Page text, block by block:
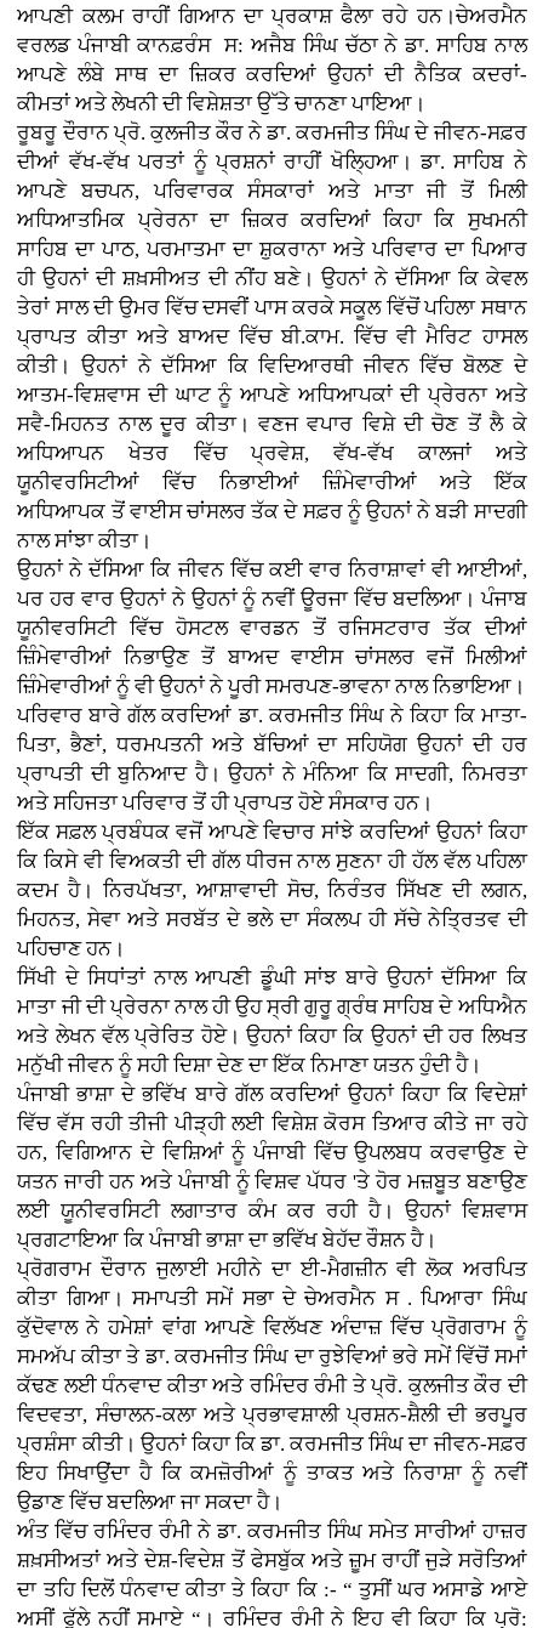
ਆਪਣੀ ਕਲਮ ਰਾਹੀਂ ਗਿਆਨ ਦਾ ਪ੍ਰਕਾਸ਼ ਫੈਲਾ ਰਹੇ ਹਨ।ਚੇਅਰਮੈਨ
ਵਰਲਡ ਪੰਜਾਬੀ ਕਾਨਫ਼ਰੰਸ ਸ: ਅਜੈਬ ਸਿੰਘ ਚੱਠਾ ਨੇ ਡਾ. ਸਾਹਿਬ ਨਾਲ
ਆਪਣੇ ਲੰਬੇ ਸਾਥ ਦਾ ਜ਼ਿਕਰ ਕਰਦਿਆਂ ਉਹਨਾਂ ਦੀ ਨੈਤਿਕ ਕਦਰਾਂ-
ਕੀਮਤਾਂ ਅਤੇ ਲੇਖਨੀ ਦੀ ਵਿਸ਼ੇਸ਼ਤਾ ਉੱਤੇ ਚਾਨਣਾ ਪਾਇਆ।
ਰੂਬਰੂ ਦੌਰਾਨ ਪ੍ਰੋ. ਕੁਲਜੀਤ ਕੌਰ ਨੇ ਡਾ. ਕਰਮਜੀਤ ਸਿੰਘ ਦੇ ਜੀਵਨ-ਸਫ਼ਰ
ਦੀਆਂ ਵੱਖ-ਵੱਖ ਪਰਤਾਂ ਨੂੰ ਪ੍ਰਸ਼ਨਾਂ ਰਾਹੀਂ ਖੋਲ੍ਹਿਆ। ਡਾ. ਸਾਹਿਬ ਨੇ
ਆਪਣੇ ਬਚਪਨ, ਪਰਿਵਾਰਕ ਸੰਸਕਾਰਾਂ ਅਤੇ ਮਾਤਾ ਜੀ ਤੋਂ ਮਿਲੀ
ਅਧਿਆਤਮਿਕ ਪ੍ਰੇਰਨਾ ਦਾ ਜ਼ਿਕਰ ਕਰਦਿਆਂ ਕਿਹਾ ਕਿ ਸੁਖਮਨੀ
ਸਾਹਿਬ ਦਾ ਪਾਠ, ਪਰਮਾਤਮਾ ਦਾ ਸ਼ੁਕਰਾਨਾ ਅਤੇ ਪਰਿਵਾਰ ਦਾ ਪਿਆਰ
ਹੀ ਉਹਨਾਂ ਦੀ ਸ਼ਖ਼ਸੀਅਤ ਦੀ ਨੀਂਹ ਬਣੇ। ਉਹਨਾਂ ਨੇ ਦੱਸਿਆ ਕਿ ਕੇਵਲ
ਤੇਰਾਂ ਸਾਲ ਦੀ ਉਮਰ ਵਿੱਚ ਦਸਵੀਂ ਪਾਸ ਕਰਕੇ ਸਕੂਲ ਵਿੱਚੋਂ ਪਹਿਲਾ ਸਥਾਨ
ਪ੍ਰਾਪਤ ਕੀਤਾ ਅਤੇ ਬਾਅਦ ਵਿੱਚ ਬੀ.ਕਾਮ. ਵਿੱਚ ਵੀ ਮੈਰਿਟ ਹਾਸਲ
ਕੀਤੀ। ਉਹਨਾਂ ਨੇ ਦੱਸਿਆ ਕਿ ਵਿਦਿਆਰਥੀ ਜੀਵਨ ਵਿੱਚ ਬੋਲਣ ਦੇ
ਆਤਮ-ਵਿਸ਼ਵਾਸ ਦੀ ਘਾਟ ਨੂੰ ਆਪਣੇ ਅਧਿਆਪਕਾਂ ਦੀ ਪ੍ਰੇਰਨਾ ਅਤੇ
ਸਵੈ-ਮਿਹਨਤ ਨਾਲ ਦੂਰ ਕੀਤਾ। ਵਣਜ ਵਪਾਰ ਵਿਸ਼ੇ ਦੀ ਚੋਣ ਤੋਂ ਲੈ ਕੇ
ਅਧਿਆਪਨ ਖੇਤਰ ਵਿੱਚ ਪ੍ਰਵੇਸ਼, ਵੱਖ-ਵੱਖ ਕਾਲਜਾਂ ਅਤੇ
ਯੂਨੀਵਰਸਿਟੀਆਂ ਵਿੱਚ ਨਿਭਾਈਆਂ ਜ਼ਿੰਮੇਵਾਰੀਆਂ ਅਤੇ ਇੱਕ
ਅਧਿਆਪਕ ਤੋਂ ਵਾਈਸ ਚਾਂਸਲਰ ਤੱਕ ਦੇ ਸਫ਼ਰ ਨੂੰ ਉਹਨਾਂ ਨੇ ਬੜੀ ਸਾਦਗੀ
ਨਾਲ ਸਾਂਝਾ ਕੀਤਾ।
ਉਹਨਾਂ ਨੇ ਦੱਸਿਆ ਕਿ ਜੀਵਨ ਵਿੱਚ ਕਈ ਵਾਰ ਨਿਰਾਸ਼ਾਵਾਂ ਵੀ ਆਈਆਂ,
ਪਰ ਹਰ ਵਾਰ ਉਹਨਾਂ ਨੇ ਉਹਨਾਂ ਨੂੰ ਨਵੀਂ ਊਰਜਾ ਵਿੱਚ ਬਦਲਿਆ। ਪੰਜਾਬ
ਯੂਨੀਵਰਸਿਟੀ ਵਿੱਚ ਹੋਸਟਲ ਵਾਰਡਨ ਤੋਂ ਰਜਿਸਟਰਾਰ ਤੱਕ ਦੀਆਂ
ਜ਼ਿੰਮੇਵਾਰੀਆਂ ਨਿਭਾਉਣ ਤੋਂ ਬਾਅਦ ਵਾਈਸ ਚਾਂਸਲਰ ਵਜੋਂ ਮਿਲੀਆਂ
ਜ਼ਿੰਮੇਵਾਰੀਆਂ ਨੂੰ ਵੀ ਉਹਨਾਂ ਨੇ ਪੂਰੀ ਸਮਰਪਣ-ਭਾਵਨਾ ਨਾਲ ਨਿਭਾਇਆ।
ਪਰਿਵਾਰ ਬਾਰੇ ਗੱਲ ਕਰਦਿਆਂ ਡਾ. ਕਰਮਜੀਤ ਸਿੰਘ ਨੇ ਕਿਹਾ ਕਿ ਮਾਤਾ-
ਪਿਤਾ, ਭੈਣਾਂ, ਧਰਮਪਤਨੀ ਅਤੇ ਬੱਚਿਆਂ ਦਾ ਸਹਿਯੋਗ ਉਹਨਾਂ ਦੀ ਹਰ
ਪ੍ਰਾਪਤੀ ਦੀ ਬੁਨਿਆਦ ਹੈ। ਉਹਨਾਂ ਨੇ ਮੰਨਿਆ ਕਿ ਸਾਦਗੀ, ਨਿਮਰਤਾ
ਅਤੇ ਸਹਿਜਤਾ ਪਰਿਵਾਰ ਤੋਂ ਹੀ ਪ੍ਰਾਪਤ ਹੋਏ ਸੰਸਕਾਰ ਹਨ।
ਇੱਕ ਸਫ਼ਲ ਪ੍ਰਬੰਧਕ ਵਜੋਂ ਆਪਣੇ ਵਿਚਾਰ ਸਾਂਝੇ ਕਰਦਿਆਂ ਉਹਨਾਂ ਕਿਹਾ
ਕਿ ਕਿਸੇ ਵੀ ਵਿਅਕਤੀ ਦੀ ਗੱਲ ਧੀਰਜ ਨਾਲ ਸੁਣਨਾ ਹੀ ਹੱਲ ਵੱਲ ਪਹਿਲਾ
ਕਦਮ ਹੈ। ਨਿਰਪੱਖਤਾ, ਆਸ਼ਾਵਾਦੀ ਸੋਚ, ਨਿਰੰਤਰ ਸਿੱਖਣ ਦੀ ਲਗਨ,
ਮਿਹਨਤ, ਸੇਵਾ ਅਤੇ ਸਰਬੱਤ ਦੇ ਭਲੇ ਦਾ ਸੰਕਲਪ ਹੀ ਸੱਚੇ ਨੇਤ੍ਰਿਤਵ ਦੀ
ਪਹਿਚਾਣ ਹਨ।
ਸਿੱਖੀ ਦੇ ਸਿਧਾਂਤਾਂ ਨਾਲ ਆਪਣੀ ਡੂੰਘੀ ਸਾਂਝ ਬਾਰੇ ਉਹਨਾਂ ਦੱਸਿਆ ਕਿ
ਮਾਤਾ ਜੀ ਦੀ ਪ੍ਰੇਰਨਾ ਨਾਲ ਹੀ ਉਹ ਸ੍ਰੀ ਗੁਰੂ ਗ੍ਰੰਥ ਸਾਹਿਬ ਦੇ ਅਧਿਐਨ
ਅਤੇ ਲੇਖਨ ਵੱਲ ਪ੍ਰੇਰਿਤ ਹੋਏ। ਉਹਨਾਂ ਕਿਹਾ ਕਿ ਉਹਨਾਂ ਦੀ ਹਰ ਲਿਖਤ
ਮਨੁੱਖੀ ਜੀਵਨ ਨੂੰ ਸਹੀ ਦਿਸ਼ਾ ਦੇਣ ਦਾ ਇੱਕ ਨਿਮਾਣਾ ਯਤਨ ਹੁੰਦੀ ਹੈ।
ਪੰਜਾਬੀ ਭਾਸ਼ਾ ਦੇ ਭਵਿੱਖ ਬਾਰੇ ਗੱਲ ਕਰਦਿਆਂ ਉਹਨਾਂ ਕਿਹਾ ਕਿ ਵਿਦੇਸ਼ਾਂ
ਵਿੱਚ ਵੱਸ ਰਹੀ ਤੀਜੀ ਪੀੜ੍ਹੀ ਲਈ ਵਿਸ਼ੇਸ਼ ਕੋਰਸ ਤਿਆਰ ਕੀਤੇ ਜਾ ਰਹੇ
ਹਨ, ਵਿਗਿਆਨ ਦੇ ਵਿਸ਼ਿਆਂ ਨੂੰ ਪੰਜਾਬੀ ਵਿੱਚ ਉਪਲਬਧ ਕਰਵਾਉਣ ਦੇ
ਯਤਨ ਜਾਰੀ ਹਨ ਅਤੇ ਪੰਜਾਬੀ ਨੂੰ ਵਿਸ਼ਵ ਪੱਧਰ 'ਤੇ ਹੋਰ ਮਜ਼ਬੂਤ ਬਣਾਉਣ
ਲਈ ਯੂਨੀਵਰਸਿਟੀ ਲਗਾਤਾਰ ਕੰਮ ਕਰ ਰਹੀ ਹੈ। ਉਹਨਾਂ ਵਿਸ਼ਵਾਸ
ਪ੍ਰਗਟਾਇਆ ਕਿ ਪੰਜਾਬੀ ਭਾਸ਼ਾ ਦਾ ਭਵਿੱਖ ਬੇਹੱਦ ਰੌਸ਼ਨ ਹੈ।
ਪ੍ਰੋਗਰਾਮ ਦੌਰਾਨ ਜੁਲਾਈ ਮਹੀਨੇ ਦਾ ਈ-ਮੈਗਜ਼ੀਨ ਵੀ ਲੋਕ ਅਰਪਿਤ
ਕੀਤਾ ਗਿਆ। ਸਮਾਪਤੀ ਸਮੇਂ ਸਭਾ ਦੇ ਚੇਅਰਮੈਨ ਸ . ਪਿਆਰਾ ਸਿੰਘ
ਕੁੱਦੋਵਾਲ ਨੇ ਹਮੇਸ਼ਾਂ ਵਾਂਗ ਆਪਣੇ ਵਿਲੱਖਣ ਅੰਦਾਜ਼ ਵਿੱਚ ਪ੍ਰੋਗਰਾਮ ਨੂੰ
ਸਮਅੱਪ ਕੀਤਾ ਤੇ ਡਾ. ਕਰਮਜੀਤ ਸਿੰਘ ਦਾ ਰੁਝੇਵਿਆਂ ਭਰੇ ਸਮੇਂ ਵਿੱਚੋਂ ਸਮਾਂ
ਕੱਢਣ ਲਈ ਧੰਨਵਾਦ ਕੀਤਾ ਅਤੇ ਰਮਿੰਦਰ ਰੰਮੀ ਤੇ ਪ੍ਰੋ. ਕੁਲਜੀਤ ਕੌਰ ਦੀ
ਵਿਦਵਤਾ, ਸੰਚਾਲਨ-ਕਲਾ ਅਤੇ ਪ੍ਰਭਾਵਸ਼ਾਲੀ ਪ੍ਰਸ਼ਨ-ਸ਼ੈਲੀ ਦੀ ਭਰਪੂਰ
ਪ੍ਰਸ਼ੰਸਾ ਕੀਤੀ। ਉਹਨਾਂ ਕਿਹਾ ਕਿ ਡਾ. ਕਰਮਜੀਤ ਸਿੰਘ ਦਾ ਜੀਵਨ-ਸਫ਼ਰ
ਇਹ ਸਿਖਾਉਂਦਾ ਹੈ ਕਿ ਕਮਜ਼ੋਰੀਆਂ ਨੂੰ ਤਾਕਤ ਅਤੇ ਨਿਰਾਸ਼ਾ ਨੂੰ ਨਵੀਂ
ਉਡਾਣ ਵਿੱਚ ਬਦਲਿਆ ਜਾ ਸਕਦਾ ਹੈ।
ਅੰਤ ਵਿੱਚ ਰਮਿੰਦਰ ਰੰਮੀ ਨੇ ਡਾ. ਕਰਮਜੀਤ ਸਿੰਘ ਸਮੇਤ ਸਾਰੀਆਂ ਹਾਜ਼ਰ
ਸ਼ਖ਼ਸੀਅਤਾਂ ਅਤੇ ਦੇਸ਼-ਵਿਦੇਸ਼ ਤੋਂ ਫੇਸਬੁੱਕ ਅਤੇ ਜ਼ੂਮ ਰਾਹੀਂ ਜੁੜੇ ਸਰੋਤਿਆਂ
ਦਾ ਤਹਿ ਦਿਲੋਂ ਧੰਨਵਾਦ ਕੀਤਾ ਤੇ ਕਿਹਾ ਕਿ :- “ ਤੁਸੀਂ ਘਰ ਅਸਾਡੇ ਆਏ
ਅਸੀਂ ਫੁੱਲੇ ਨਹੀਂ ਸਮਾਏ “। ਰਮਿੰਦਰ ਰੰਮੀ ਨੇ ਇਹ ਵੀ ਕਿਹਾ ਕਿ ਪ੍ਰੋ: